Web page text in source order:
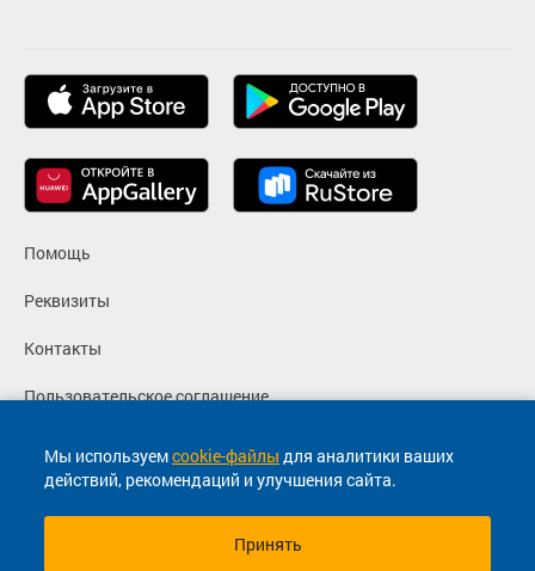
Мы используемcookie-файлы для аналитики ваших
действий, рекомендаций и улучшения сайта.
Принять
Помощь
Реквизиты
Контакты
Пользовательское соглашение
Политика конфиденциальности
Согласие на маркетинговые сообщения
© 2013-2026, ООО "Капитал"- Онлайн сервис продажи